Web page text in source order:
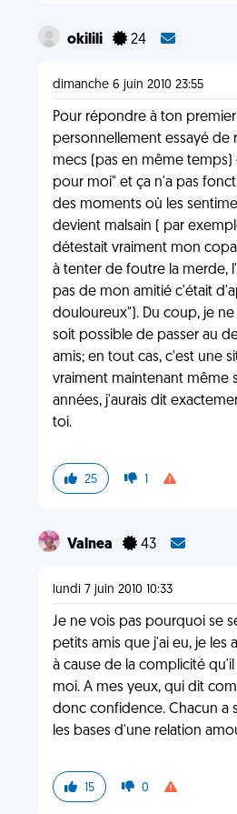
okilili 24
dimanche 6 juin 2010 23:55
Pour répondre à ton
personnellement essayé de
mecs (pas en même temps)
pour moi" et ça n'a pas
des moments où les
devient malsain ( par
détestait vraiment mon
à tenter de foutre la merde,
pas de mon amitié c'était
douloureux"). Du coup, je
soit possible de passer au
amis; en tout cas, c'est une
vraiment maintenant même
années, j'aurais dit
toi.
25 1
Valnea 43
lundi 7 juin 2010 10:33
Je ne vois pas pourquoi se
petits amis que j'ai eu, je les
à cause de la complicité
moi. A mes yeux, qui dit
donc confidence. Chacun a
les bases d'une relation
15 0